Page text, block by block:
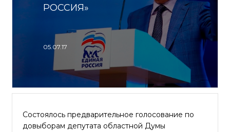
РОССИЯ»
05.07.17
Состоялось предварительное голосование по
довыборам депутата областной Думы